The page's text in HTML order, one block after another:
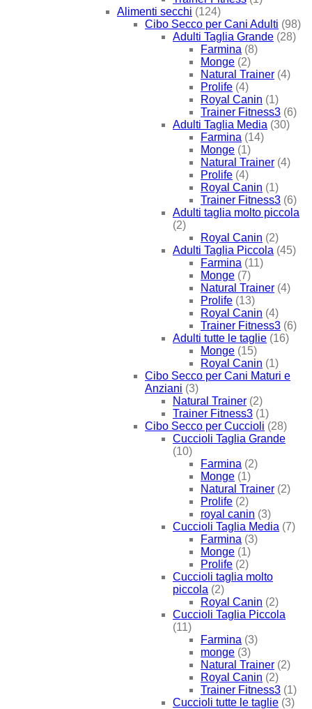
Alimenti secchi (124)
Cibo Secco per Cani Adulti (98)
Adulti Taglia Grande (28)
Farmina (8)
Monge (2)
Natural Trainer (4)
Prolife (4)
Royal Canin (1)
Trainer Fitness3 (6)
Adulti Taglia Media (30)
Farmina (14)
Monge (1)
Natural Trainer (4)
Prolife (4)
Royal Canin (1)
Trainer Fitness3 (6)
Adulti taglia molto piccola
(2)
Royal Canin (2)
Adulti Taglia Piccola (45)
Farmina (11)
Monge (7)
Natural Trainer (4)
Prolife (13)
Royal Canin (4)
Trainer Fitness3 (6)
Adulti tutte le taglie (16)
Monge (15)
Royal Canin (1)
Cibo Secco per Cani Maturi e
Anziani (3)
Natural Trainer (2)
Trainer Fitness3 (1)
Cibo Secco per Cuccioli (28)
Cuccioli Taglia Grande
(10)
Farmina (2)
Monge (1)
Natural Trainer (2)
Prolife (2)
royal canin (3)
Cuccioli Taglia Media (7)
Farmina (3)
Monge (1)
Prolife (2)
Cuccioli taglia molto
piccola (2)
Royal Canin (2)
Cuccioli Taglia Piccola
(11)
Farmina (3)
monge (3)
Natural Trainer (2)
Royal Canin (2)
Trainer Fitness3 (1)
Cuccioli tutte le taglie (3)